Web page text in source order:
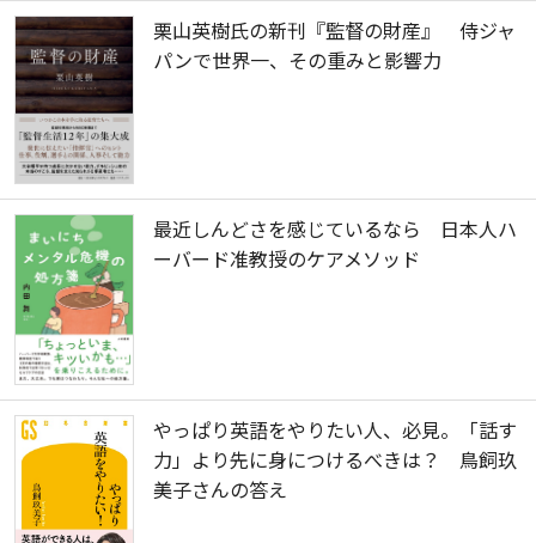
栗山英樹氏の新刊『監督の財産』 侍ジャ
パンで世界一、その重みと影響力
最近しんどさを感じているなら 日本人ハ
ーバード准教授のケアメソッド
やっぱり英語をやりたい人、必見。「話す
力」より先に身につけるべきは？ 鳥飼玖
美子さんの答え